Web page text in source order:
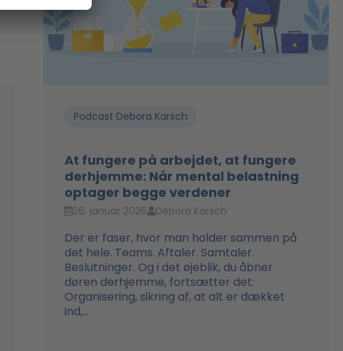
Podcast Debora Karsch
At fungere på arbejdet, at fungere
derhjemme: Når mental belastning
optager begge verdener
26. januar 2026 Debora Karsch
Der er faser, hvor man holder sammen på
det hele. Teams. Aftaler. Samtaler.
Beslutninger. Og i det øjeblik, du åbner
døren derhjemme, fortsætter det:
Organisering, sikring af, at alt er dækket
ind,...